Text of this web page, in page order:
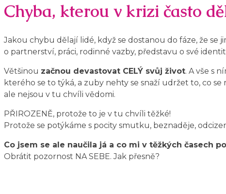
Chyba, kterou v krizi často
Jakou chybu dělají lidé, když se dostanou do fáze, že
o partnerství, práci, rodinné vazby, představu o své
Většinou začnou devastovat CELÝ svůj život. A vše s
kterého se to týká, a zuby nehty se snaží udržet to, co
ale nejsou v tu chvíli vědomi.
PŘIROZENĚ, protože to je v tu chvíli těžké!
Protože se potýkáme s pocity smutku, beznaděje,
Co jsem se ale naučila já a co mi v těžkých časech
Obrátit pozornost NA SEBE. Jak přesně?